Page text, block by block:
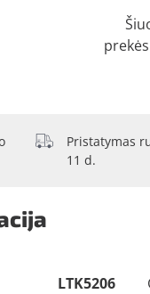
Pristatymas
11 d.
LTK5206